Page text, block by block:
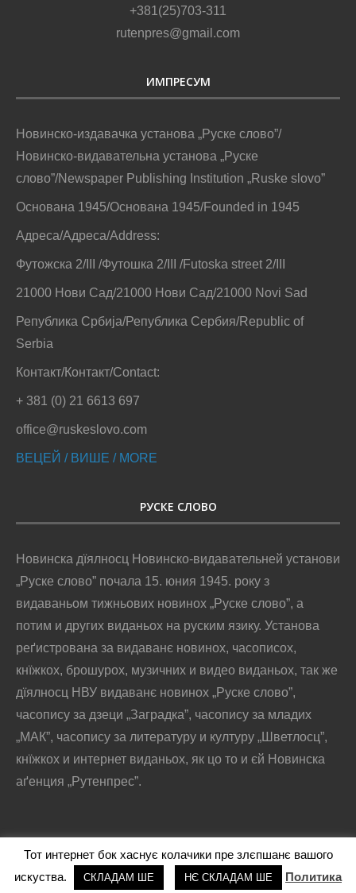
+381(25)703-311
rutenpres@gmail.com
ИМПРЕСУМ
Новинско-издавачка установа „Руске слово”/
Новинско-видавательна установа „Руске
слово”/Newspaper Publishing Institution „Ruske slovo”
Основана 1945/Основана 1945/Founded in 1945
Адреса/Адреса/Address:
Футожска 2/III /Футошка 2/III /Futoska street 2/III
21000 Нови Сад/21000 Нови Сад/21000 Novi Sad
Република Србија/Република Сербия/Republic of
Serbia
Контакт/Контакт/Contact:
+ 381 (0) 21 6613 697
office@ruskeslovo.com
ВЕЦЕЙ / ВИШЕ / MORE
РУСКЕ СЛОВО
Новинска дїялносц Новинско-видавательней установи
„Руске слово” почала 15. юния 1945. року з
видаваньом тижньових новинох „Руске слово”, а
потим и других виданьох на руским язику. Установа
реґистрована за видаванє новинох, часописох,
кнїжкох, брошурох, музичних и видео виданьох, так же
дїялносц НВУ видаванє новинох „Руске слово”,
часопису за дзеци „Заградка”, часопису за младих
„МАК”, часопису за литературу и културу „Шветлосц”,
кнїжкох и интернет виданьох, як цо то и єй Новинска
аґенция „Рутенпрес”.
@2016 - РУСКЕ СЛОВО
Тот интернет бок хаснує колачики пре злєпшанє вашого
искуства.
СКЛАДАМ ШЕ НЄ СКЛАДАМ ШЕ Политика